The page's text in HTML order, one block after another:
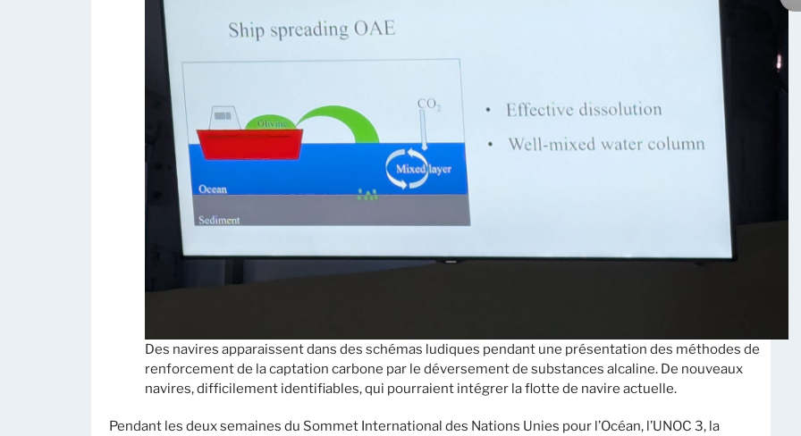
Des navires apparaissent dans des schémas ludiques pendant une présentation des méthodes de
renforcement de la captation carbone par le déversement de substances alcaline. De nouveaux
navires, difficilement identifiables, qui pourraient intégrer la flotte de navire actuelle.
Pendant les deux semaines du Sommet International des Nations Unies pour l’Océan, l’UNOC 3, la